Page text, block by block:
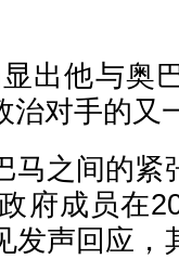
出他与奥
治对手的又
马之间的紧
府成员在
发声回应，